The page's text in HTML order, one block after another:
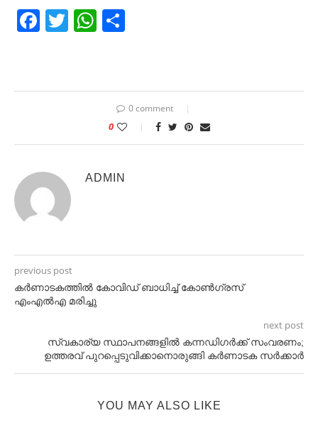
Facebook
TwitterWhatsApp
0 comment
0
ADMIN
previous post
കര്‍ണാടകത്തില്‍ കോവിഡ് ബാധിച്ച്‌ കോണ്‍ഗ്രസ്
എംഎല്‍എ മരിച്ചു
next post
സ്വകാര്യ സ്ഥാപനങ്ങളില്‍ കന്നഡിഗര്‍ക്ക് സംവരണം;
ഉത്തരവ് പുറപ്പെടുവിക്കാനൊരുങ്ങി കര്‍ണാടക സര്‍ക്കാര്‍
YOU MAY ALSO LIKE